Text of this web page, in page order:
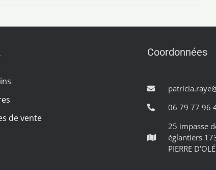
de vente
Coordonnées
06 79 77 96
25 impasse
églantiers
PIERRE